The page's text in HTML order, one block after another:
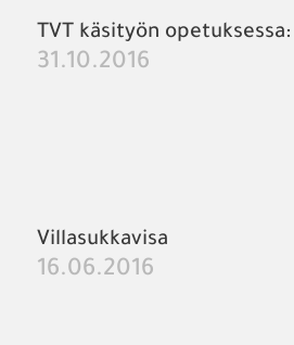
TVT käsityön
31.10.2016
Villasukkavisa
16.06.2016